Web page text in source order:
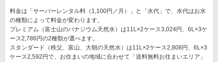
料金は「サーバーレンタル料（1,100円／月）」と「水代」で、水代はお水
の種類によって料金が変わります。
プレミアム（富士山のバナジウム天然水）は11L×2ケース3,024円、6L×3ケ
ース2,786円の2種類が選べます。
スタンダード（秩父、富山、大朝の天然水）は11L×2ケース2,808円、6L×3
ケース2,592円で、お住まいの地域に合わせて「送料無料お住まいエリア」